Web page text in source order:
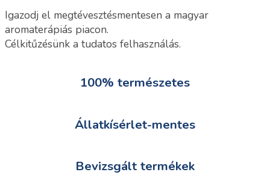
Igazodj el megtévesztésmentesen a magyar
aromaterápiás piacon.
Célkitűzésünk a tudatos felhasználás.
100% természetes
Állatkísérlet-mentes
Bevizsgált termékek